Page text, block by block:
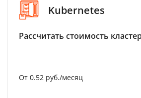
Kubernetes
Рассчитать стоимость
От 0.52 руб./месяц